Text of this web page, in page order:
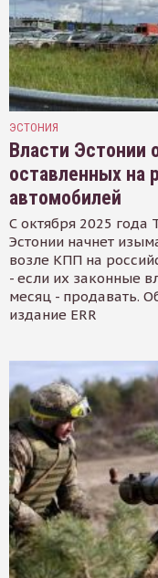
ЭСТОНИЯ
Власти Эстонии
оставленных на
автомобилей
С октября 2025 года
Эстонии начнет
возле КПП на
- если их законные
месяц - продавать.
издание ERR